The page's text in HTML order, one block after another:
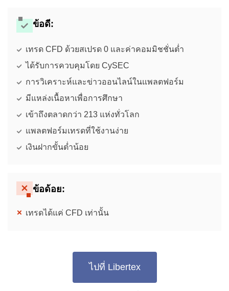
ข้อดี:
เทรด CFD ด้วยสเปรด 0 และค่าคอมมิชชั่นต่ำ
ได้รับการควบคุมโดย CySEC
การวิเคราะห์และข่าวออนไลน์ในแพลตฟอร์ม
มีแหล่งเนื้อหาเพื่อการศึกษา
เข้าถึงตลาดกว่า 213 แห่งทั่วโลก
แพลตฟอร์มเทรดที่ใช้งานง่าย
เงินฝากขั้นต่ำน้อย
ข้อด้อย:
เทรดได้แค่ CFD เท่านั้น
ไปที่ Libertex